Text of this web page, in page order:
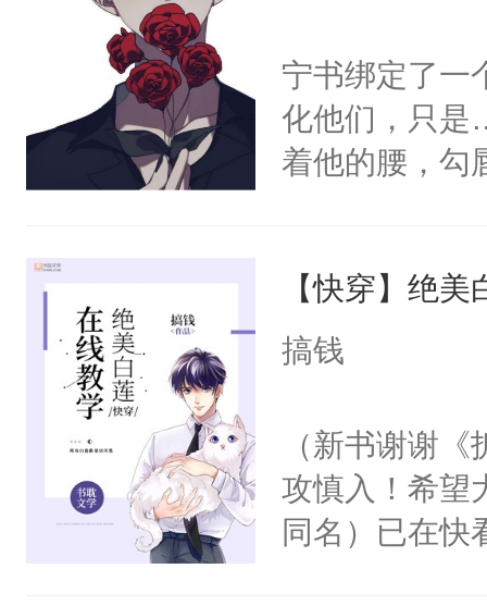
宁书绑定了一
化他们，只是
着他的腰，勾
来，给老公
用力——为你
【快穿】绝
搞钱
（新书谢谢
攻慎入！希望
同名）已在快